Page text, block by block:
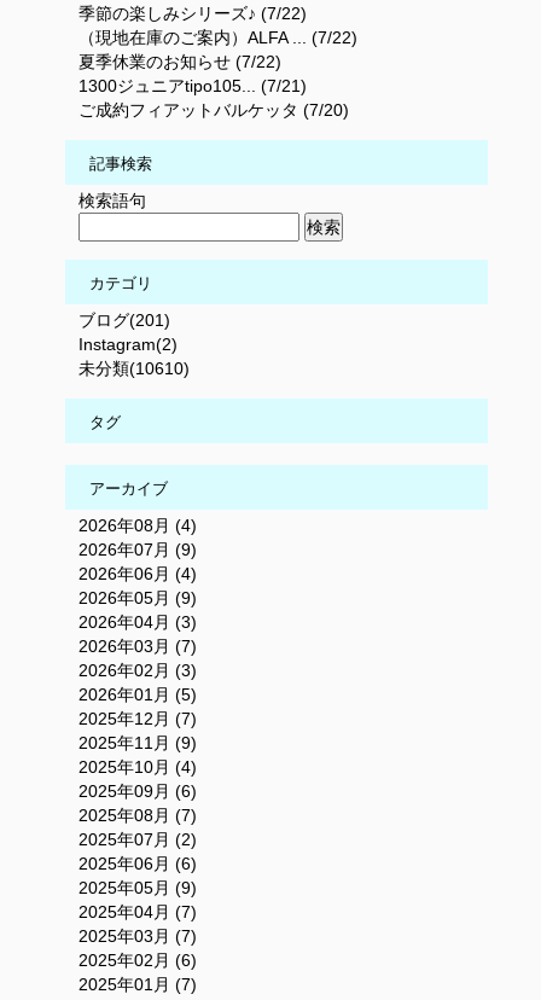
季節の楽しみシリーズ♪ (7/22)
（現地在庫のご案内）ALFA ... (7/22)
夏季休業のお知らせ (7/22)
1300ジュニアtipo105... (7/21)
ご成約フィアットバルケッタ (7/20)
記事検索
検索語句
カテゴリ
ブログ(201)
Instagram(2)
未分類(10610)
タグ
アーカイブ
2026年08月 (4)
2026年07月 (9)
2026年06月 (4)
2026年05月 (9)
2026年04月 (3)
2026年03月 (7)
2026年02月 (3)
2026年01月 (5)
2025年12月 (7)
2025年11月 (9)
2025年10月 (4)
2025年09月 (6)
2025年08月 (7)
2025年07月 (2)
2025年06月 (6)
2025年05月 (9)
2025年04月 (7)
2025年03月 (7)
2025年02月 (6)
2025年01月 (7)